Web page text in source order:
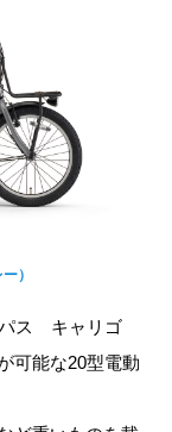
）
パス キャリゴ
可能な20型電動